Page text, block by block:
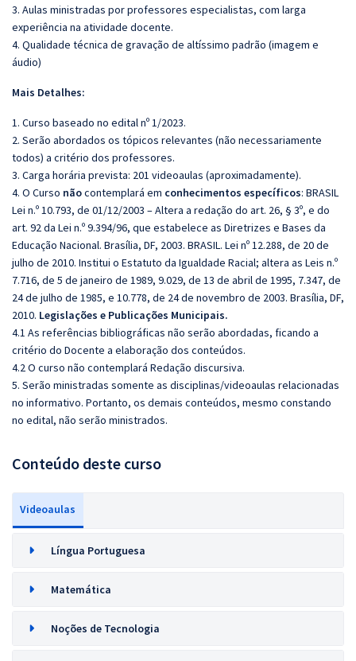
3. Aulas ministradas por professores especialistas, com larga
experiência na atividade docente.
4. Qualidade técnica de gravação de altíssimo padrão (imagem e
áudio)
Mais Detalhes:
1. Curso baseado no edital nº 1/2023.
2. Serão abordados os tópicos relevantes (não necessariamente
todos) a critério dos professores.
3. Carga horária prevista: 201 videoaulas (aproximadamente).
4. O Curso nãocontemplará em conhecimentos específicos: BRASIL
Lei n.º 10.793, de 01/12/2003 – Altera a redação do art. 26, § 3º, e do
art. 92 da Lei n.º 9.394/96, que estabelece as Diretrizes e Bases da
Educação Nacional. Brasília, DF, 2003. BRASIL. Lei nº 12.288, de 20 de
julho de 2010. Institui o Estatuto da Igualdade Racial; altera as Leis n.º
7.716, de 5 de janeiro de 1989, 9.029, de 13 de abril de 1995, 7.347, de
24 de julho de 1985, e 10.778, de 24 de novembro de 2003. Brasília, DF,
2010. Legislações e Publicações Municipais.
4.1 As referências bibliográficas não serão abordadas, ficando a
critério do Docente a elaboração dos conteúdos.
4.2 O curso não contemplará Redação discursiva.
5. Serão ministradas somente as disciplinas/videoaulas relacionadas
no informativo. Portanto, os demais conteúdos, mesmo constando
no edital, não serão ministrados.
Conteúdo deste curso
Videoaulas
Língua Portuguesa
Matemática
Noções de Tecnologia